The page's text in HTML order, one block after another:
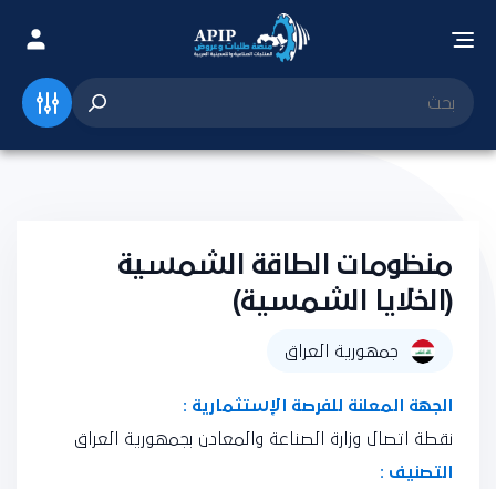
منظومات الطاقة الشمسية
(الخلايا الشمسية)
جمهورية العراق
الجهة المعلنة للفرصة الإستثمارية :
نقطة اتصال وزارة الصناعة والمعادن بجمهورية العراق
التصنيف :